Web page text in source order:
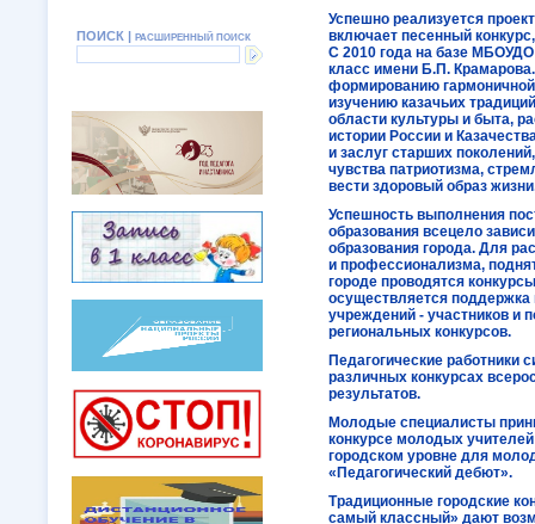
ПОИСК | РАСШИРЕННЫЙ ПОИСК
Успешно реализуется
включает песенный
С 2010 года на базе МБОУДО
класс имени Б.П.
формированию гармоничной
изучению казачьих
области культуры и быта,
истории России и
и заслуг старших
чувства патриотизма,
вести здоровый образ
Успешность выполнения
образования всецело
образования города. Для
и профессионализма,
городе проводятся
осуществляется поддержка
учреждений - участников и
региональных конкурсов.
Педагогические работники
различных конкурсах
результатов.
Молодые специалисты
конкурсе молодых
городском уровне для
«Педагогический дебют».
Традиционные городские
самый классный» дают